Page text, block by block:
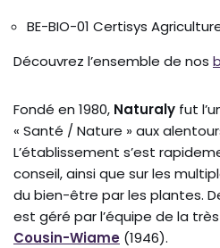
BE-BIO-01 Certisys
Découvrez l’ensemble de nos
Fondé en 1980, Naturaly fut
« Santé / Nature » aux
L’établissement s’est
conseil, ainsi que sur les
du bien-être par les plantes.
est géré par l’équipe de la
Cousin-Wiame (1946).